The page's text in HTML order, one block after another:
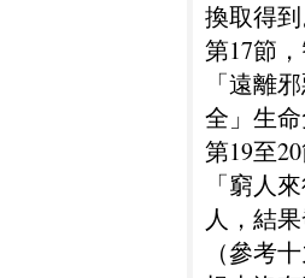
換取得
第17節
「遠離
全」生
第19至
「窮人
人，結
（參考